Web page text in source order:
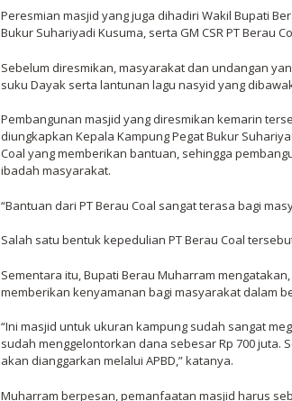
Peresmian masjid yang juga dihadiri Wakil Bupati
Bukur Suhariyadi Kusuma, serta GM CSR PT Berau
Sebelum diresmikan, masyarakat dan undangan
suku Dayak serta lantunan lagu nasyid yang
Pembangunan masjid yang diresmikan kemarin
diungkapkan Kepala Kampung Pegat Bukur
Coal yang memberikan bantuan, sehingga
ibadah masyarakat.
“Bantuan dari PT Berau Coal sangat terasa bagi
Salah satu bentuk kepedulian PT Berau Coal
Sementara itu, Bupati Berau Muharram
memberikan kenyamanan bagi masyarakat dalam
“Ini masjid untuk ukuran kampung sudah sangat
sudah menggelontorkan dana sebesar Rp 700 juta.
akan dianggarkan melalui APBD,” katanya.
Muharram berpesan, pemanfaatan masjid harus